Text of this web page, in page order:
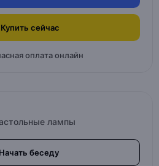
Купить сейчас
оплата онлайн
лампы
Начать беседу